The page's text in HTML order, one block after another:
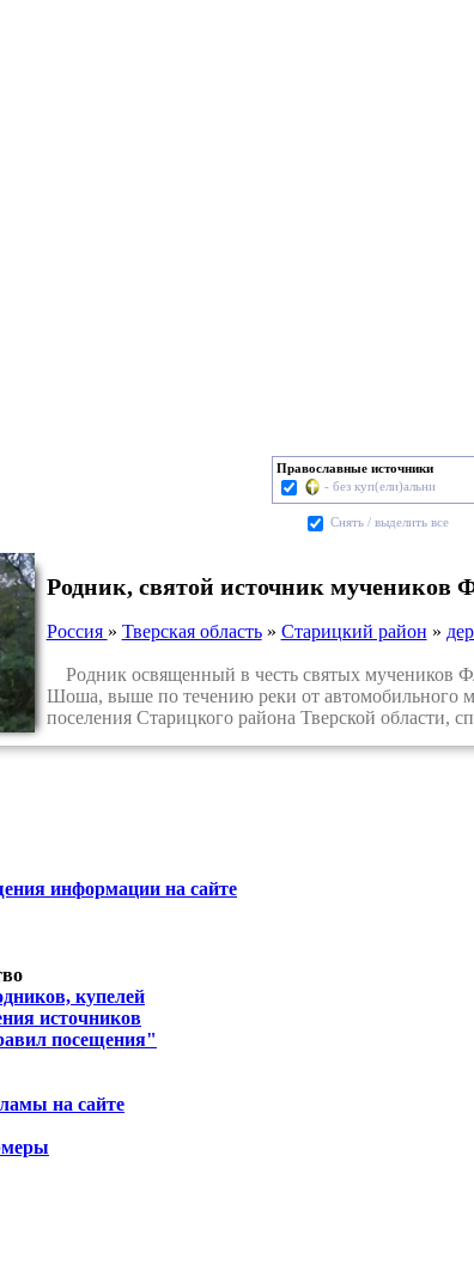
Православные источники
- без куп(ели)альни
Cнять / выделить все
Родник, святой источник мучеников
Россия » Тверская область» Старицкий район »
Родник освященный в честь святых мучеников
Шоша, выше по течению реки от автомобильного
поселения Старицкого района Тверской области,
информации на сайте
купелей
источников
посещения"
на сайте